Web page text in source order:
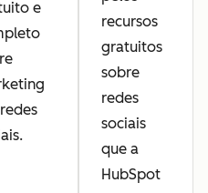
e
recursos
gratuitos
sobre
redes
sociais
que a
HubSpot